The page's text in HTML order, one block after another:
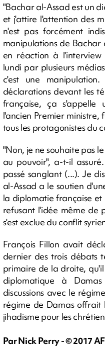
"Bachar al-Assad est un
et j'attire l'attention des
n'est pas forcément
manipulations de Bachar
en réaction à
lundi par plusieurs
c'est une
déclarations devant les
française, ça s'appelle
l'ancien Premier
tous les protagonistes du
"Non, je ne souhaite pas
au pouvoir", a-t-il
passé sanglant (...). Je
al-Assad a le soutien
la diplomatie française
refusant l'idée même de
s'est exclue du conflit
François Fillon avait
dernier des trois débats
primaire de la droite,
diplomatique à
discussions avec le
régime de Damas
jihadisme pour les
Par Nick Perry - © 2017